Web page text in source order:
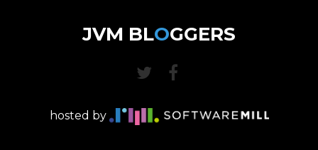
JVM BLOGGERS
hosted by